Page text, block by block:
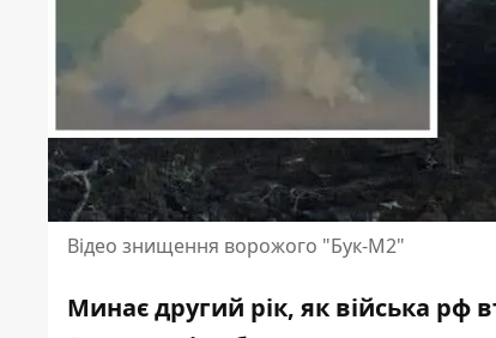
Відео знищення ворожого "Бук-М2"
Минає другий рік, як війська рф